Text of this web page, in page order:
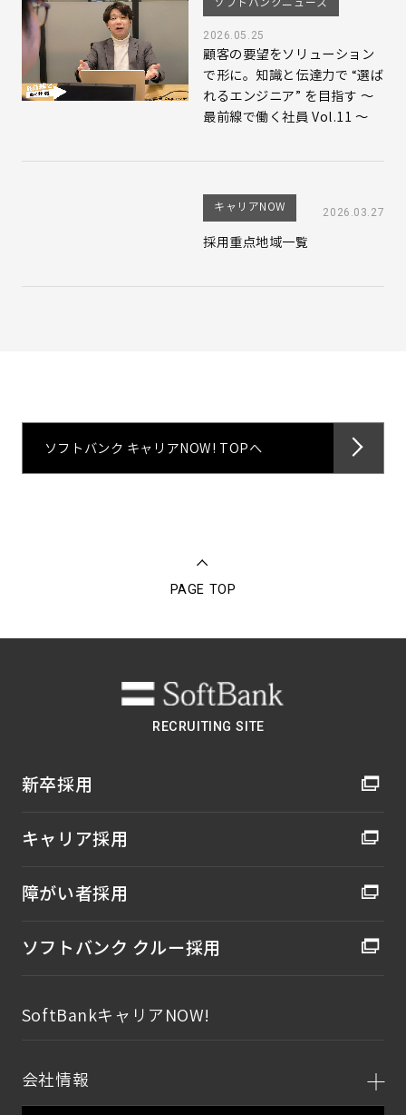
2026.05.25
顧客の要望をソリューション
で形に。知識と伝達力で “選ば
れるエンジニア” を目指す 〜
最前線で働く社員 Vol.11 〜
キャリアNOW 2026.03.27
採用重点地域一覧
ソフトバンク キャリアNOW! TOPへ
PAGE TOP
RECRUITING SITE
新卒採用
キャリア採用
障がい者採用
ソフトバンク クルー採用
SoftBankキャリアNOW!
会社情報